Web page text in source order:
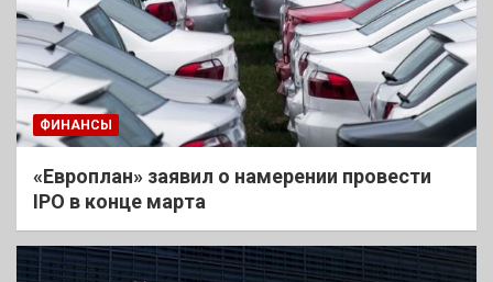
ФИНАНСЫ
«Европлан» заявил о намерении провести
IPO в конце марта